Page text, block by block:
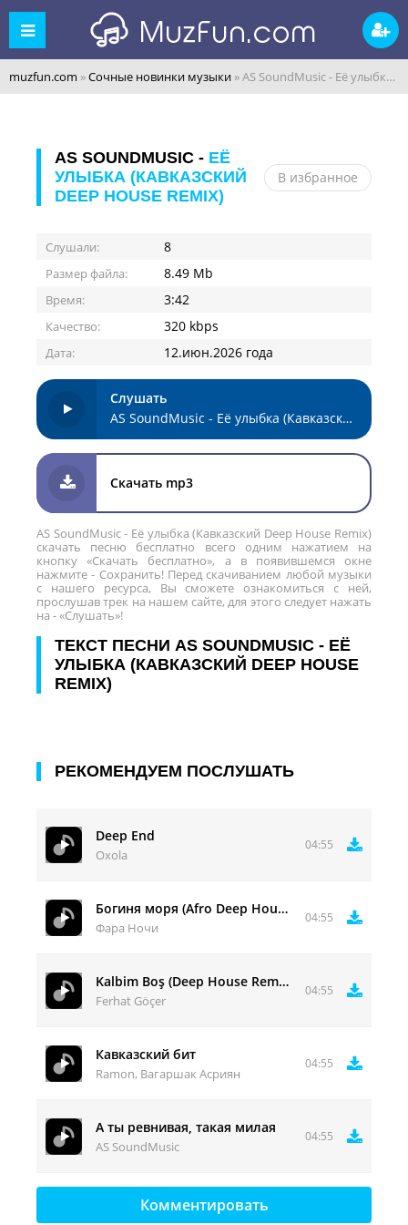
muzfun.com »Сочные новинки музыки » AS SoundMusic - Её улыбка (Кавказский Deep House Remix)
AS SOUNDMUSIC - ЕЁ
УЛЫБКА (КАВКАЗСКИЙ
DEEP HOUSE REMIX)
В избранное
Слушали: 8
Размер файла: 8.49 Mb
Время: 3:42
Качество: 320 kbps
Дата: 12.июн.2026 года
Слушать
AS SoundMusic - Её улыбка (Кавказский Deep House Remix)
Скачать mp3
AS SoundMusic - Её улыбка (Кавказский Deep House Remix)
скачать песню бесплатно всего одним нажатием на
кнопку «Скачать бесплатно», а в появившемся окне
нажмите - Сохранить! Перед скачиванием любой музыки
с нашего ресурса, Вы сможете ознакомиться с ней,
прослушав трек на нашем сайте, для этого следует нажать
на - «Слушать»!
ТЕКСТ ПЕСНИ AS SOUNDMUSIC - ЕЁ
УЛЫБКА (КАВКАЗСКИЙ DEEP HOUSE
REMIX)
РЕКОМЕНДУЕМ ПОСЛУШАТЬ
Deep End
Oxola
04:55
Богиня моря (Afro Deep House Cover)
Фара Ночи
04:55
Kalbim Boş (Deep House Remix)
Ferhat Göçer
04:55
Кавказский бит
Ramon, Вагаршак Асриян
04:55
А ты ревнивая, такая милая
AS SoundMusic
04:55
Комментировать